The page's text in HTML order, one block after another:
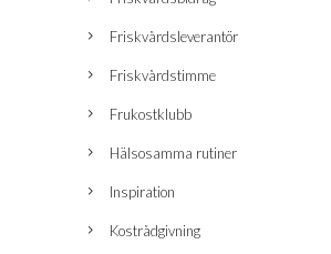
Friskvårdsleverantör
Friskvårdstimme
Frukostklubb
Hälsosamma rutiner
Inspiration
Kostrådgivning